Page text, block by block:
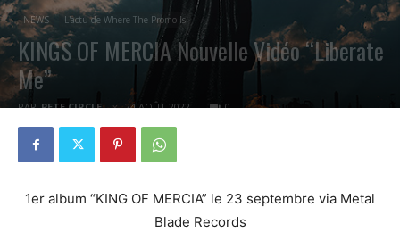
NEWS L'actu de Where The Promo Is
KINGS OF MERCIA Nouvelle Vidéo “Liberate
Me”
PAR PETE CIRCLE 24 AOÛT 2022 0
1er album “KING OF MERCIA” le 23 septembre via Metal
Blade Records